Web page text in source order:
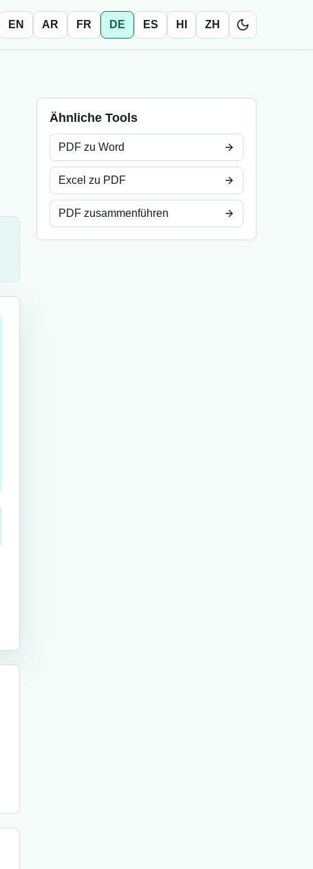
EN AR FR DE ES HI ZH
Ähnliche Tools
PDF zu Word
Excel zu PDF
PDF zusammenführen